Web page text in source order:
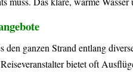
den ganzen Strand entlang
bietet oft